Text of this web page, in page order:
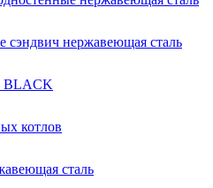
сэндвич нержавеющая сталь
BLACK
котлов
сталь